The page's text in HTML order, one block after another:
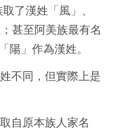
了漢姓「風」、
甚至阿美族最有名
」作為漢姓。
不同，但實際上是
自原本族人家名